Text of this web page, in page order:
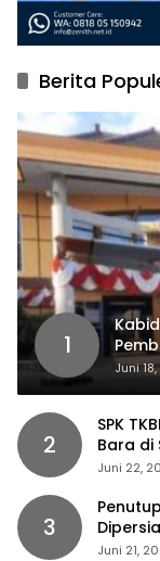
Berita
1
Juni
2
SPK
Bara di
Juni 22,
3
Juni 21,